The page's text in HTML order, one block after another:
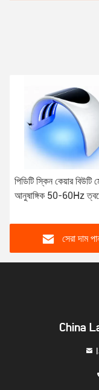
বাণিজ্যিক Lightsheer
ডায়োড লেজার হ্যান্ডপিস
সেরা দাম
China